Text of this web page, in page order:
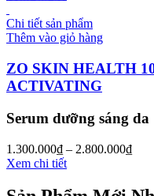
Chi tiết sản phẩm
Thêm vào giỏ hàng
ZO SKIN HEALTH
ACTIVATING
Serum dưỡng sáng da
1.300.000₫ – 2.800.000₫
Xem chi tiết